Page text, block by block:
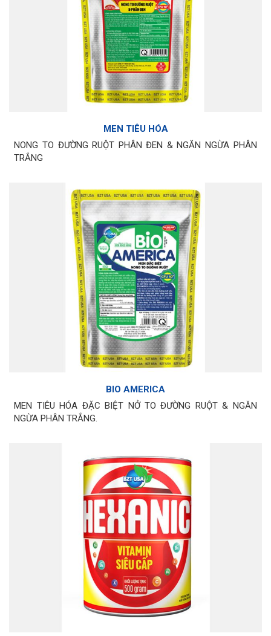
MEN TIÊU HÓA
NONG TO ĐƯỜNG RUỘT PHÂN ĐEN & NGĂN NGỪA PHÂN
TRẮNG
BIO AMERICA
MEN TIÊU HÓA ĐẶC BIỆT NỞ TO ĐƯỜNG RUỘT & NGĂN
NGỪA PHÂN TRẮNG.